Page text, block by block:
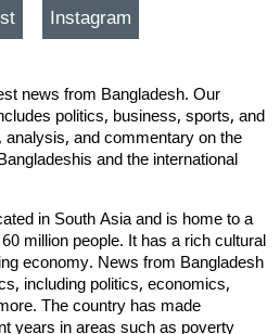
Instagram
news from Bangladesh. Our
politics, business, sports, and
and commentary on the
and the international
in South Asia and is home to a
million people. It has a rich cultural
economy. News from Bangladesh
including politics, economics,
The country has made
years in areas such as poverty